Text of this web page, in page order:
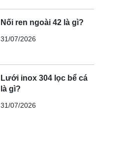
Nối ren ngoài 42 là gì?
31/07/2026
Lưới inox 304 lọc bể cá
là gì?
31/07/2026